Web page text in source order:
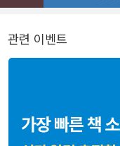
관련 이벤트